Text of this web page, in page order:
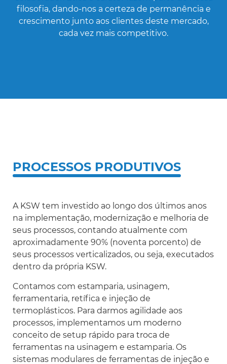
filosofia, dando-nos a certeza de permanência e
crescimento junto aos clientes deste mercado,
cada vez mais competitivo.
PROCESSOS PRODUTIVOS
A KSW tem investido ao longo dos últimos anos
na implementação, modernização e melhoria de
seus processos, contando atualmente com
aproximadamente 90% (noventa porcento) de
seus processos verticalizados, ou seja, executados
dentro da própria KSW.
Contamos com estamparia, usinagem,
ferramentaria, retífica e injeção de
termoplásticos. Para darmos agilidade aos
processos, implementamos um moderno
conceito de setup rápido para troca de
ferramentas na usinagem e estamparia. Os
sistemas modulares de ferramentas de injeção e